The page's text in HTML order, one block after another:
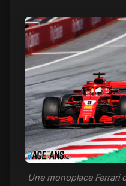
Une monoplace Ferrari